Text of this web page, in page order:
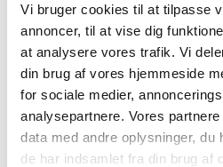
Vi bruger cookies til at tilpasse
annoncer, til at vise dig
at analysere vores trafik. Vi
din brug af vores hjemmeside
for sociale medier,
analysepartnere. Vores
data med andre oplysninger, du
de har indsamlet fra din brug af
Last Name*
Postnummer*